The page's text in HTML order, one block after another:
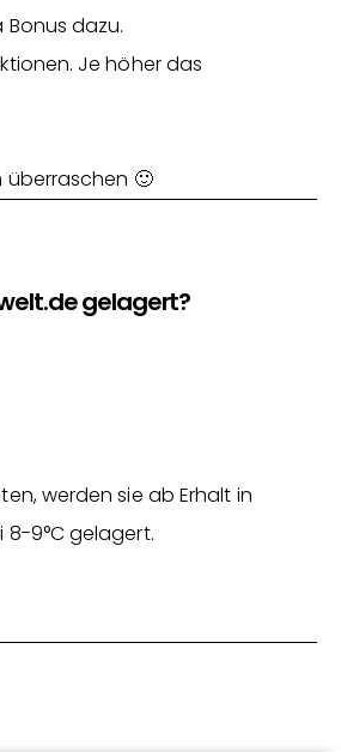
dazu.
Je höher das
🙂
gelagert?
werden sie ab Erhalt in
9°C gelagert.